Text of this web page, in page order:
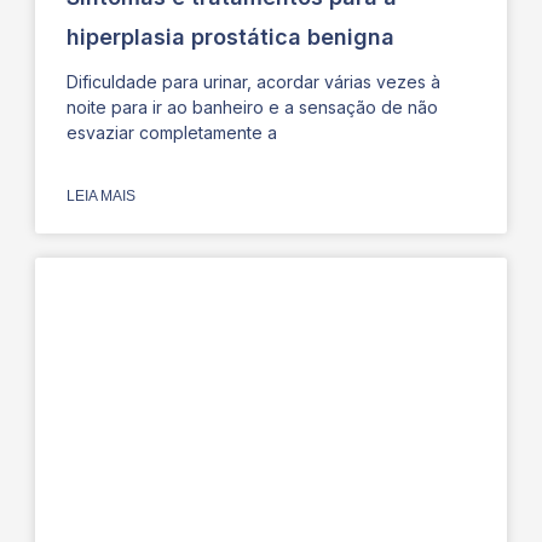
hiperplasia prostática benigna
Dificuldade para urinar, acordar várias vezes à
noite para ir ao banheiro e a sensação de não
esvaziar completamente a
LEIA MAIS